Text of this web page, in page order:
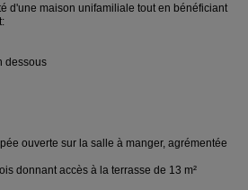
d'une maison unifamiliale tout en bénéficiant
dessous
ouverte sur la salle à manger, agrémentée
donnant accès à la terrasse de 13 m²